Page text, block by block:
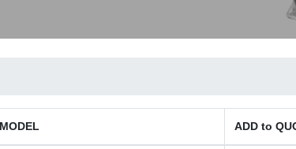
MODEL ADD to